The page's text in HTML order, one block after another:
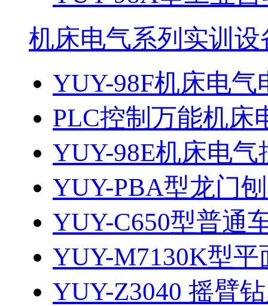
机床电气系列实训设
YUY-98F机床电气
PLC控制万能机床
YUY-98E机床电
YUY-PBA型龙门
YUY-C650型普通
YUY-M7130K型
YUY-Z3040 摇臂